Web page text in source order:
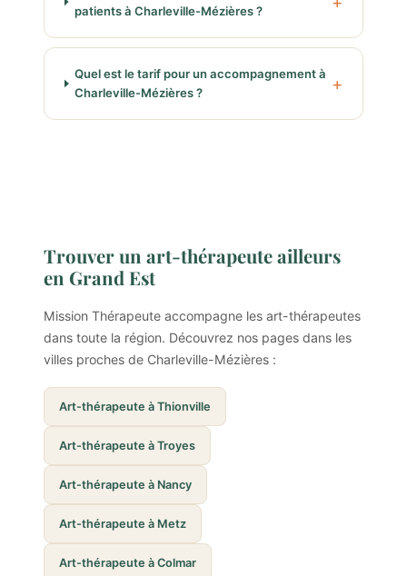
patients à Charleville-Mézières ?
Quel est le tarif pour un accompagnement à
Charleville-Mézières ?
Trouver un art-thérapeute ailleurs
en Grand Est
Mission Thérapeute accompagne les art-thérapeutes
dans toute la région. Découvrez nos pages dans les
villes proches de Charleville-Mézières :
Art-thérapeute à Thionville
Art-thérapeute à Troyes
Art-thérapeute à Nancy
Art-thérapeute à Metz
Art-thérapeute à Colmar